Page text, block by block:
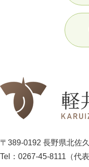
〒389-0192 長野県北佐
Tel：0267-45-8111（代表